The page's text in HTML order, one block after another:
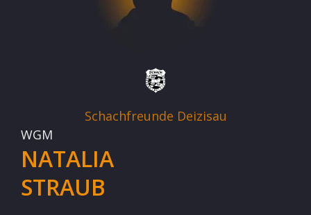
Schachfreunde Deizisau
WGM
NATALIA
STRAUB